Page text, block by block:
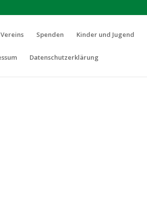
Spenden Kinder und Jugend
Datenschutzerklärung